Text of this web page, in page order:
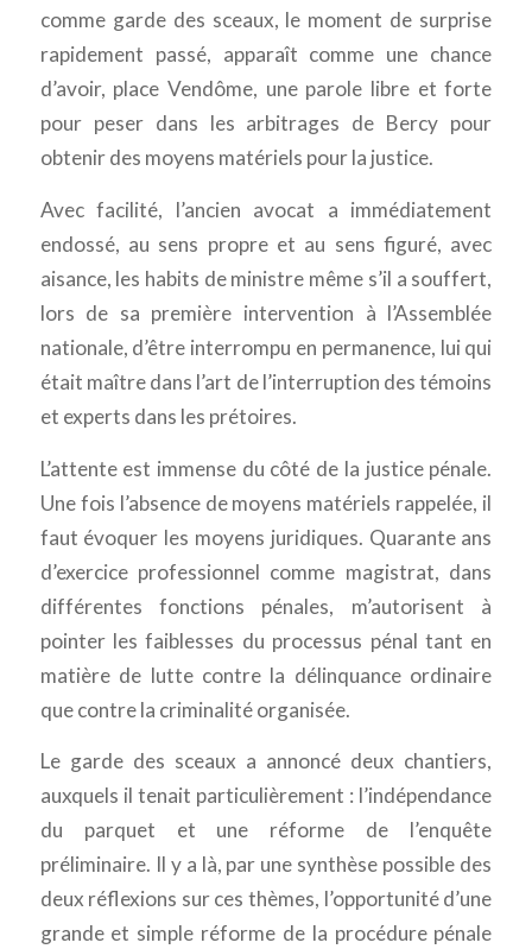
comme garde des sceaux, le moment de surprise
rapidement passé, apparaît comme une chance
d’avoir, place Vendôme, une parole libre et forte
pour peser dans les arbitrages de Bercy pour
obtenir des moyens matériels pour la justice.
Avec facilité, l’ancien avocat a immédiatement
endossé, au sens propre et au sens figuré, avec
aisance, les habits de ministre même s’il a souffert,
lors de sa première intervention à l’Assemblée
nationale, d’être interrompu en permanence, lui qui
était maître dans l’art de l’interruption des témoins
et experts dans les prétoires.
L’attente est immense du côté de la justice pénale.
Une fois l’absence de moyens matériels rappelée, il
faut évoquer les moyens juridiques. Quarante ans
d’exercice professionnel comme magistrat, dans
différentes fonctions pénales, m’autorisent à
pointer les faiblesses du processus pénal tant en
matière de lutte contre la délinquance ordinaire
que contre la criminalité organisée.
Le garde des sceaux a annoncé deux chantiers,
auxquels il tenait particulièrement : l’indépendance
du parquet et une réforme de l’enquête
préliminaire. Il y a là, par une synthèse possible des
deux réflexions sur ces thèmes, l’opportunité d’une
grande et simple réforme de la procédure pénale